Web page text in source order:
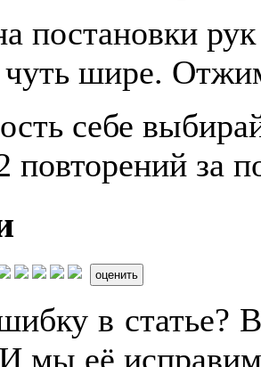
постановки
шире.
себе
повторений за
оценить
в статье?
. И мы её